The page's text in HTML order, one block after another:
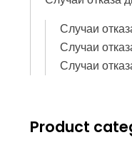
Случаи
Случаи
Случаи
Product